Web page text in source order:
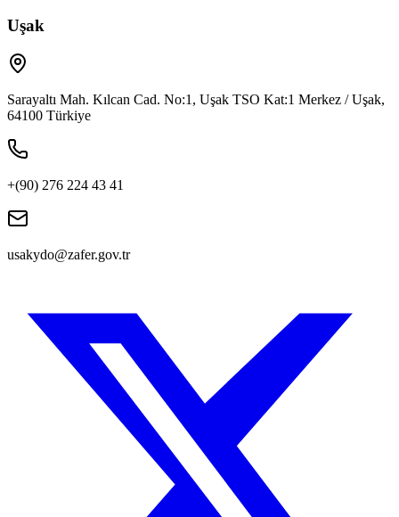
Uşak
Sarayaltı Mah. Kılcan Cad. No:1, Uşak TSO Kat:1 Merkez / Uşak,
64100 Türkiye
+(90) 276 224 43 41
usakydo@zafer.gov.tr